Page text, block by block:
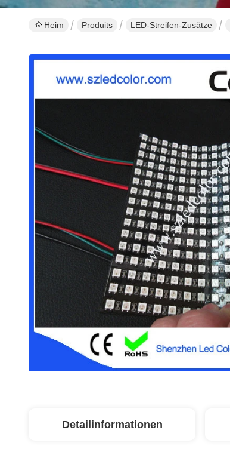
Heim Produits LED-Streifen-Zusätze
Detailinformationen